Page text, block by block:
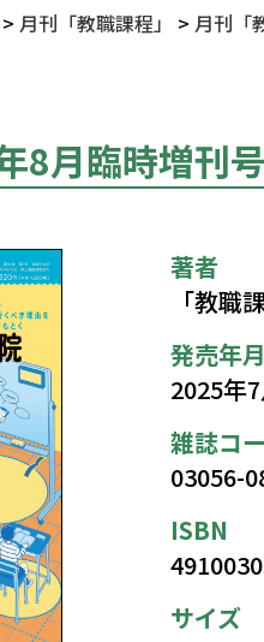
> 月刊「教職課程」 > 月刊「
8月臨時増刊号
著者
「教職
発売年月
2025年
雑誌コ
03056-
ISBN
サイズ